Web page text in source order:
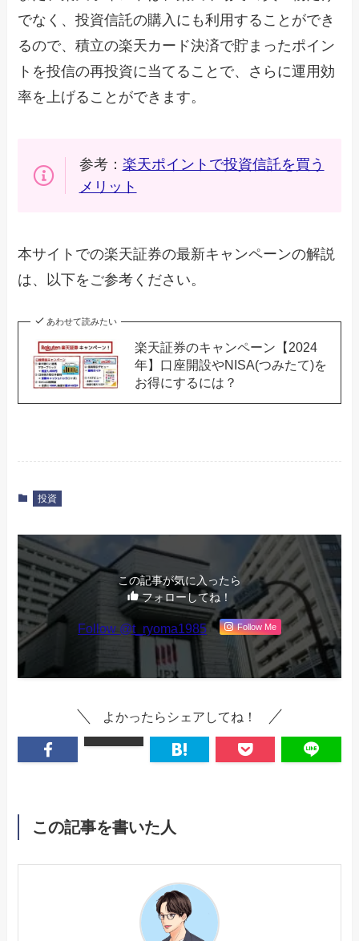
でなく、投資信託の購入にも利用することができ
るので、積立の楽天カード決済で貯まったポイン
トを投信の再投資に当てることで、さらに運用効
率を上げることができます。
参考： 楽天ポイントで投資信託を買う
メリット
本サイトでの楽天証券の最新キャンペーンの解説
は、以下をご参考ください。
あわせて読みたい
楽天証券のキャンペーン【2024
年】口座開設やNISA(つみたて)を
お得にするには？
投資
この記事が気に入ったら
フォローしてね！
Follow @t_ryoma1985 Follow Me
よかったらシェアしてね！
この記事を書いた人